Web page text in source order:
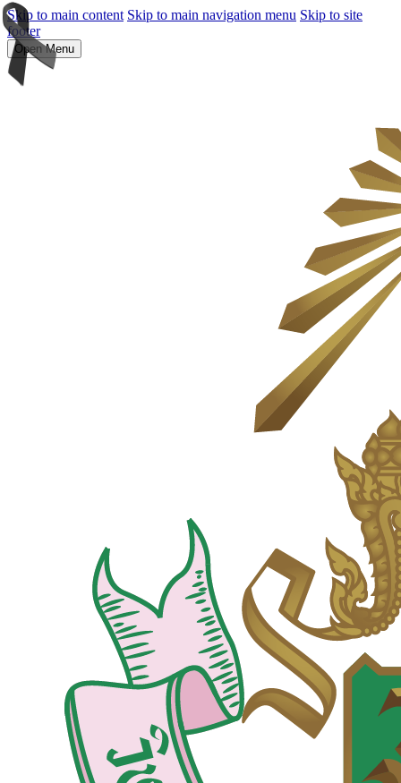
Skip to main content Skip to main navigation menu Skip to site
footer
Open Menu